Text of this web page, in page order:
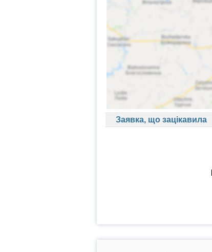
Заявка, що зацікавила